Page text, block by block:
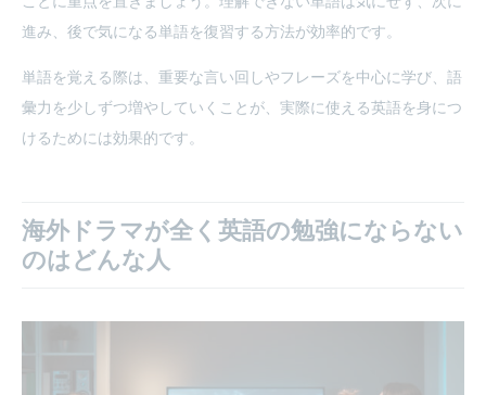
進み、後で気になる単語を復習する方法が効率的です。
単語を覚える際は、重要な言い回しやフレーズを中心に学び、語
彙力を少しずつ増やしていくことが、実際に使える英語を身につ
けるためには効果的です。
海外ドラマが全く英語の勉強にならない
のはどんな人